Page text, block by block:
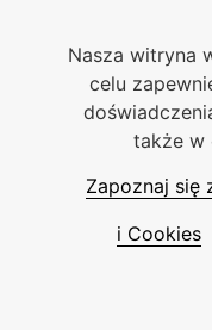
i30
Skoda
Skoda
Skoda
Fabia
Toyota
Toyota
Nasza witryna
celu
także w
Zapoznaj się
i Cookies